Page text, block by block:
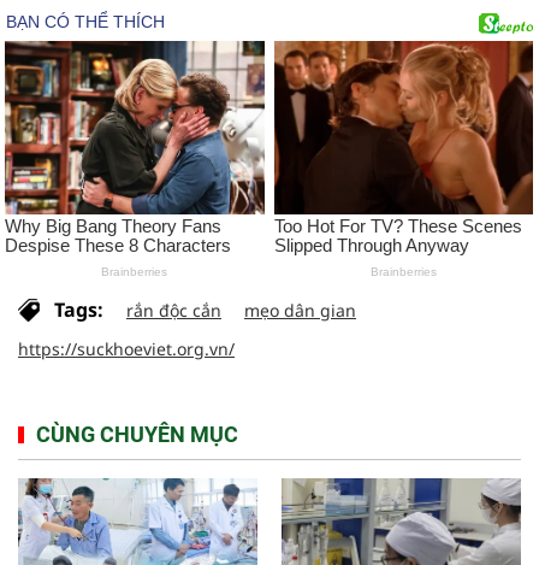
Tags: rắn độc cắn
mẹo dân gian
https://suckhoeviet.org.vn/
CÙNG CHUYÊN MỤC